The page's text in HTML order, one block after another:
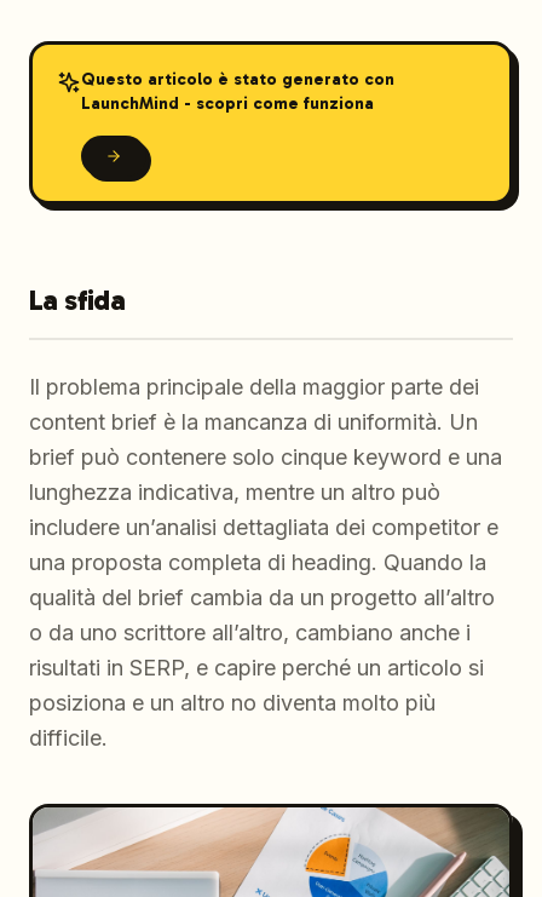
Questo articolo è stato generato con
LaunchMind - scopri come funziona
La sfida
Il problema principale della maggior parte dei
content brief è la mancanza di uniformità. Un
brief può contenere solo cinque keyword e una
lunghezza indicativa, mentre un altro può
includere un’analisi dettagliata dei competitor e
una proposta completa di heading. Quando la
qualità del brief cambia da un progetto all’altro
o da uno scrittore all’altro, cambiano anche i
risultati in SERP, e capire perché un articolo si
posiziona e un altro no diventa molto più
difficile.